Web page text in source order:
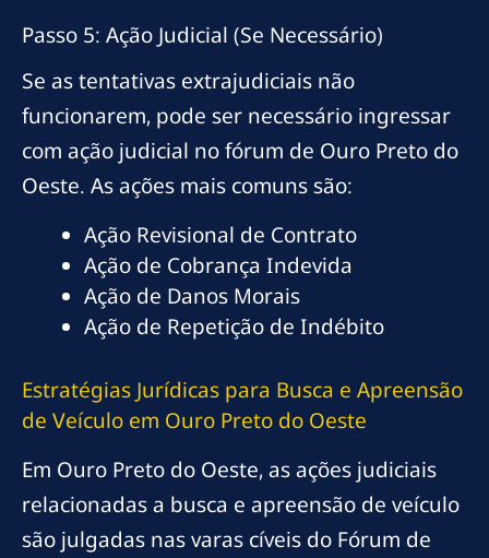
Passo 5: Ação Judicial (Se Necessário)
Se as tentativas extrajudiciais não
funcionarem, pode ser necessário ingressar
com ação judicial no fórum de Ouro Preto do
Oeste. As ações mais comuns são:
Ação Revisional de Contrato
Ação de Cobrança Indevida
Ação de Danos Morais
Ação de Repetição de Indébito
Estratégias Jurídicas para Busca e Apreensão
de Veículo em Ouro Preto do Oeste
Em Ouro Preto do Oeste, as ações judiciais
relacionadas a busca e apreensão de veículo
são julgadas nas varas cíveis do Fórum de